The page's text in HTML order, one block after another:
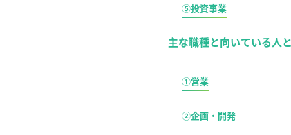
⑤投資事業
主な職種と向いている人
①営業
②企画・開発